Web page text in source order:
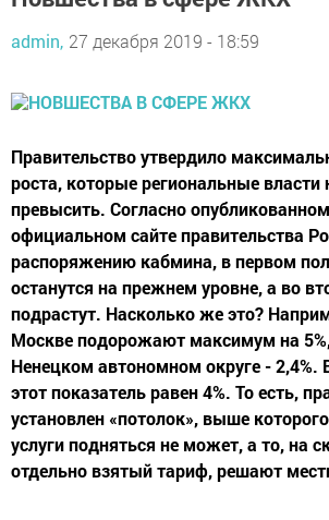
admin, 27 декабря 2019 - 18:59
Правительство утвердило
роста, которые региональные власти
превысить. Согласно
официальном сайте правительства
распоряжению кабмина, в первом
останутся на прежнем уровне, а во
подрастут. Насколько же это?
Москве подорожают максимум на
Ненецком автономном округе - 2,4%.
этот показатель равен 4%. То есть,
установлен «потолок», выше
услуги подняться не может, а то, на
отдельно взятый тариф, решают